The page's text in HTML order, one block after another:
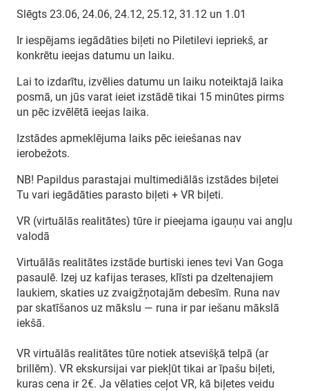
Slēgts 23.06, 24.06, 24.12, 25.12, 31.12 un 1.01
Ir iespējams iegādāties biļeti no Piletilevi iepriekš, ar
konkrētu ieejas datumu un laiku.
Lai to izdarītu, izvēlies datumu un laiku noteiktajā laika
posmā, un jūs varat ieiet izstādē tikai 15 minūtes pirms
un pēc izvēlētā ieejas laika.
Izstādes apmeklējuma laiks pēc ieiešanas nav
ierobežots.
NB! Papildus parastajai multimediālās izstādes biļetei
Tu vari iegādāties parasto biļeti + VR biļeti.
VR (virtuālās realitātes) tūre ir pieejama igauņu vai angļu
valodā
Virtuālās realitātes izstāde burtiski ienes tevi Van Goga
pasaulē. Izej uz kafijas terases, klīsti pa dzeltenajiem
laukiem, skaties uz zvaigžņotajām debesīm. Runa nav
par skatīšanos uz mākslu — runa ir par iešanu mākslā
iekšā.
VR virtuālās realitātes tūre notiek atsevišķā telpā (ar
brillēm). VR ekskursijai var piekļūt tikai ar īpašu biļeti,
kuras cena ir 2€. Ja vēlaties ceļot VR, kā biļetes veidu